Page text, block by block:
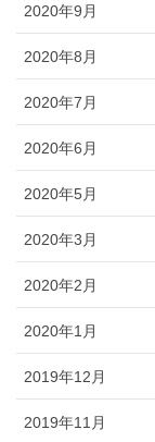
2020年9月
2020年8月
2020年7月
2020年6月
2020年5月
2020年3月
2020年2月
2020年1月
2019年12月
2019年11月